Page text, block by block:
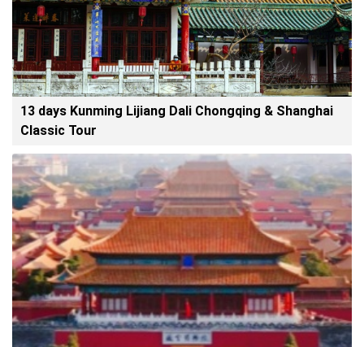
13 days Kunming Lijiang Dali Chongqing & Shanghai
Classic Tour